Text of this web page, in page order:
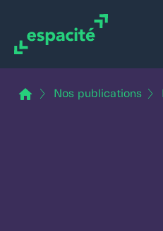
contenu
Nos publications